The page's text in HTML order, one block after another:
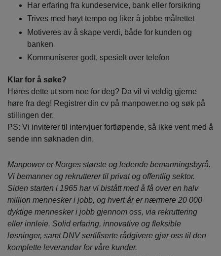
Har erfaring fra kundeservice, bank eller forsikring
Trives med høyt tempo og liker å jobbe målrettet
Motiveres av å skape verdi, både for kunden og
banken
Kommuniserer godt, spesielt over telefon
Klar for å søke?
Høres dette ut som noe for deg? Da vil vi veldig gjerne
høre fra deg! Registrer din cv på manpower.no og søk på
stillingen der.
PS: Vi inviterer til intervjuer fortløpende, så ikke vent med å
sende inn søknaden din.
Manpower er Norges største og ledende bemanningsbyrå.
Vi bemanner og rekrutterer til privat og offentlig sektor.
Siden starten i 1965 har vi bistått med å få over en halv
million mennesker i jobb, og hvert år er nærmere 20 000
dyktige mennesker i jobb gjennom oss, via rekruttering
eller innleie. Solid erfaring, innovative og fleksible
løsninger, samt DNV sertifiserte rådgivere gjør oss til den
komplette leverandør for våre kunder.